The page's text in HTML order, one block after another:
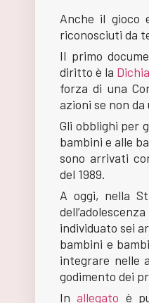
Anche il gioco
riconosciuti da
Il primo
diritto è la
forza di una
azioni se non
Gli obblighi per
bambini e alle
sono arrivati
del 1989.
A oggi, nella
individuato sei
bambini e
integrare nelle
godimento dei
Inallegato è